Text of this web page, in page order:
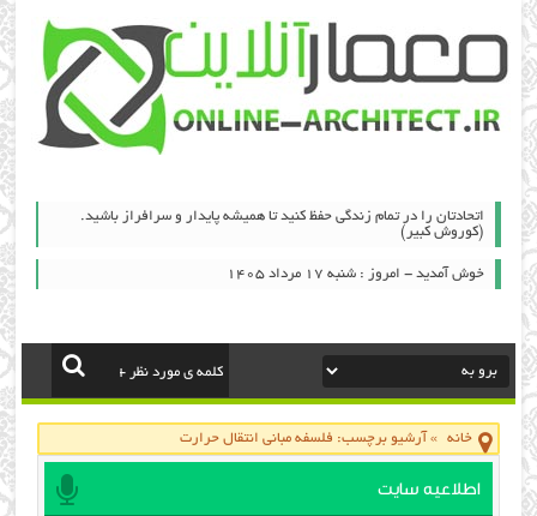
اتحادتان را در تمام زندگی حفظ کنید تا همیشه پایدار و سرافراز باشید.
(کوروش کبیر)
خوش آمدید - امروز : شنبه ۱۷ مرداد ۱۴۰۵
خانه » آرشیو برچسب: فلسفه مبانی انتقال حرارت
اطلاعیه سایت